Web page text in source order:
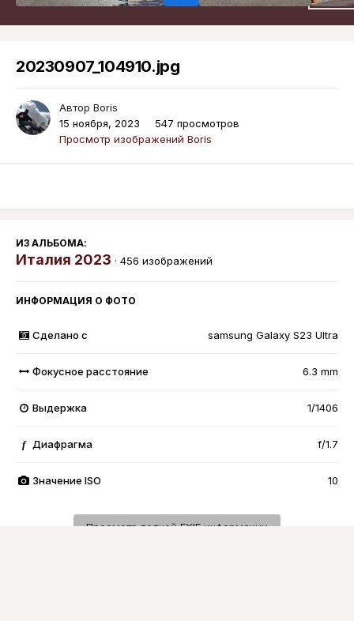
20230907_104910.jpg
Автор Boris
15 ноября, 2023
547 просмотров
Просмотр изображений Boris
ИЗ АЛЬБОМА:
Италия 2023 · 456 изображений
ИНФОРМАЦИЯ О ФОТО
Сделано с samsung Galaxy S23 Ultra
Фокусное расстояние 6.3 mm
Выдержка 1/1406
f Диафрагма f/1.7
Значение ISO 10
Просмотр полной EXIF информации